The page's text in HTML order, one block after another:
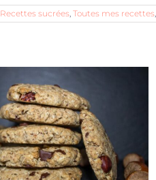
Recettes sucrées Toutes mes recettes